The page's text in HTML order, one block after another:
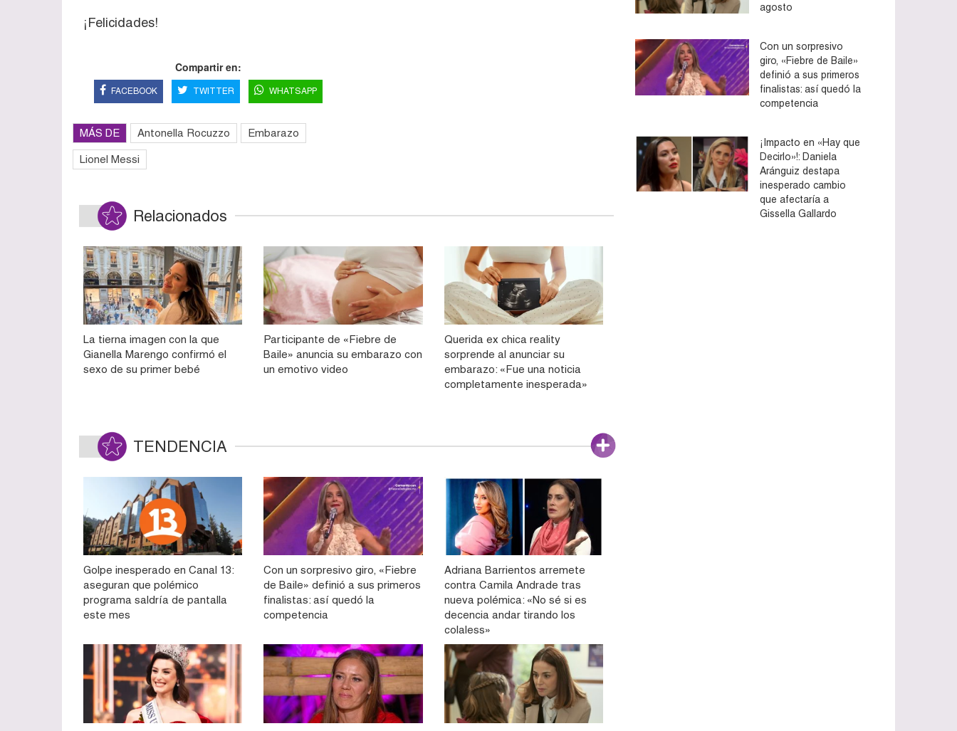
¡Felicidades!
Compartir en:
FACEBOOK TWITTER WHATSAPP
MÁS DE Antonella Rocuzzo Embarazo
Lionel Messi
Relacionados
La tierna imagen con la que
Gianella Marengo confirmó el
sexo de su primer bebé
Participante de «Fiebre de
Baile» anuncia su embarazo con
un emotivo video
Querida ex chica reality
sorprende al anunciar su
embarazo: «Fue una noticia
completamente inesperada»
TENDENCIA
Golpe inesperado en Canal 13:
aseguran que polémico
programa saldría de pantalla
este mes
Con un sorpresivo giro, «Fiebre
de Baile» definió a sus primeros
finalistas: así quedó la
competencia
Adriana Barrientos arremete
contra Camila Andrade tras
nueva polémica: «No sé si es
decencia andar tirando los
colaless»
agosto
Con un sorpresivo
giro, «Fiebre de Baile»
definió a sus primeros
finalistas: así quedó la
competencia
¡Impacto en «Hay que
Decirlo»!: Daniela
Aránguiz destapa
inesperado cambio
que afectaría a
Gissella Gallardo